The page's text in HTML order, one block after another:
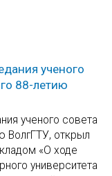
ученого
88-летию
ученого совета
ВолгГТУ, открыл
«О ходе
университета